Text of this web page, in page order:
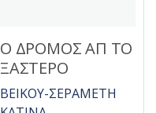
Ο ΔΡΟΜΟΣ ΑΠ ΤΟ
ΞΑΣΤΕΡΟ
ΒΕΙΚΟΥ-ΣΕΡΑΜΕΤΗ